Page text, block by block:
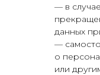
— в
данных
—
о
или